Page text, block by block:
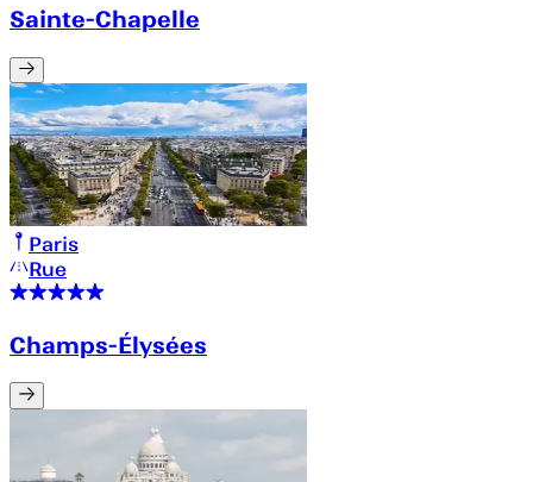
Sainte-Chapelle
Paris
Rue
Champs-Élysées